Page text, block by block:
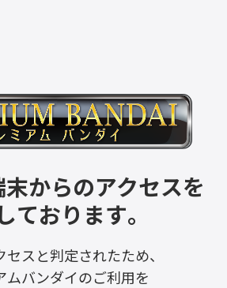
からのアクセスを
ております。
スと判定されたため、
ムバンダイのご利用を